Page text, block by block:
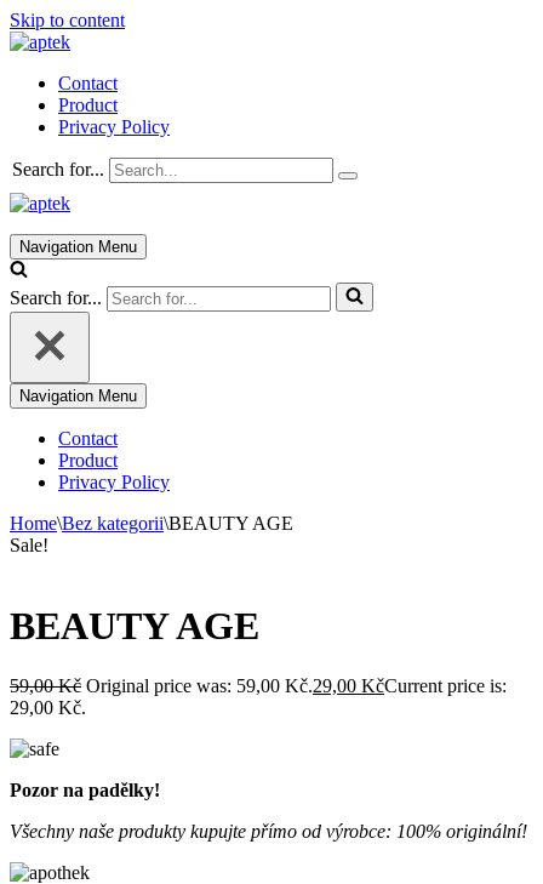
Skip to content
Contact
Product
Privacy Policy
Search for...
Navigation Menu
Search for...
Navigation Menu
Contact
Product
Privacy Policy
Home\Bez kategorii\BEAUTY AGE
Sale!
BEAUTY AGE
59,00Kč Original price was: 59,00 Kč.29,00 KčCurrent price is:
29,00 Kč.
Pozor na padělky!
Všechny naše produkty kupujte přímo od výrobce: 100% originální!